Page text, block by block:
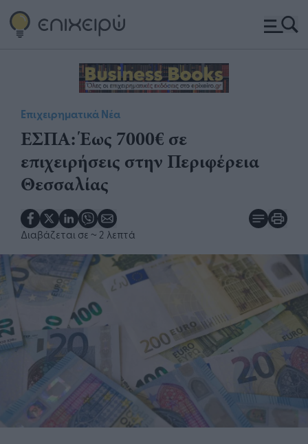
Επιχειρηματικά Νέα
​ΕΣΠΑ: Έως 7000€ σε
επιχειρήσεις στην Περιφέρεια
Θεσσαλίας
Διαβάζεται σε ~ 2 λεπτά